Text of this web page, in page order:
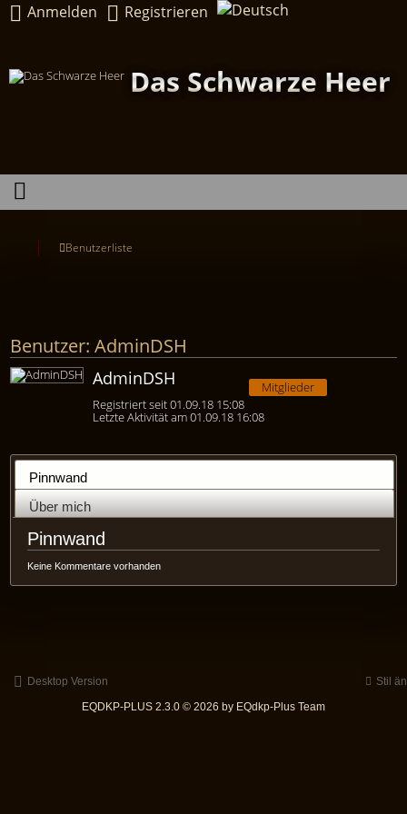
Anmelden Registrieren
Das Schwarze Heer
Benutzerliste
Benutzer: AdminDSH
AdminDSH
Mitglieder
Registriert seit 01.09.18 15:08
Letzte Aktivität am 01.09.18 16:08
Pinnwand
Über mich
Pinnwand
Keine Kommentare vorhanden
Desktop Version
Stil
EQDKP-PLUS 2.3.0 © 2026 by EQdkp-Plus Team